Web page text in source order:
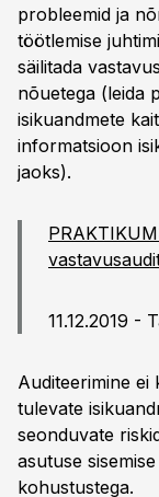
probleemid ja
töötlemise
säilitada
nõuetega (leida
isikuandmete
informatsioon
jaoks).
11.12.2019 -
Auditeerimine ei
tulevate
seonduvate
asutuse
kohustustega.